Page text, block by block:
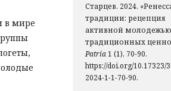
в мире
Старцев. 2024.
традиции: рецепция
активной
традиционных
Patria1 (1), 70-90.
https://doi.org/10.17323/
2024-1-1-70-90.